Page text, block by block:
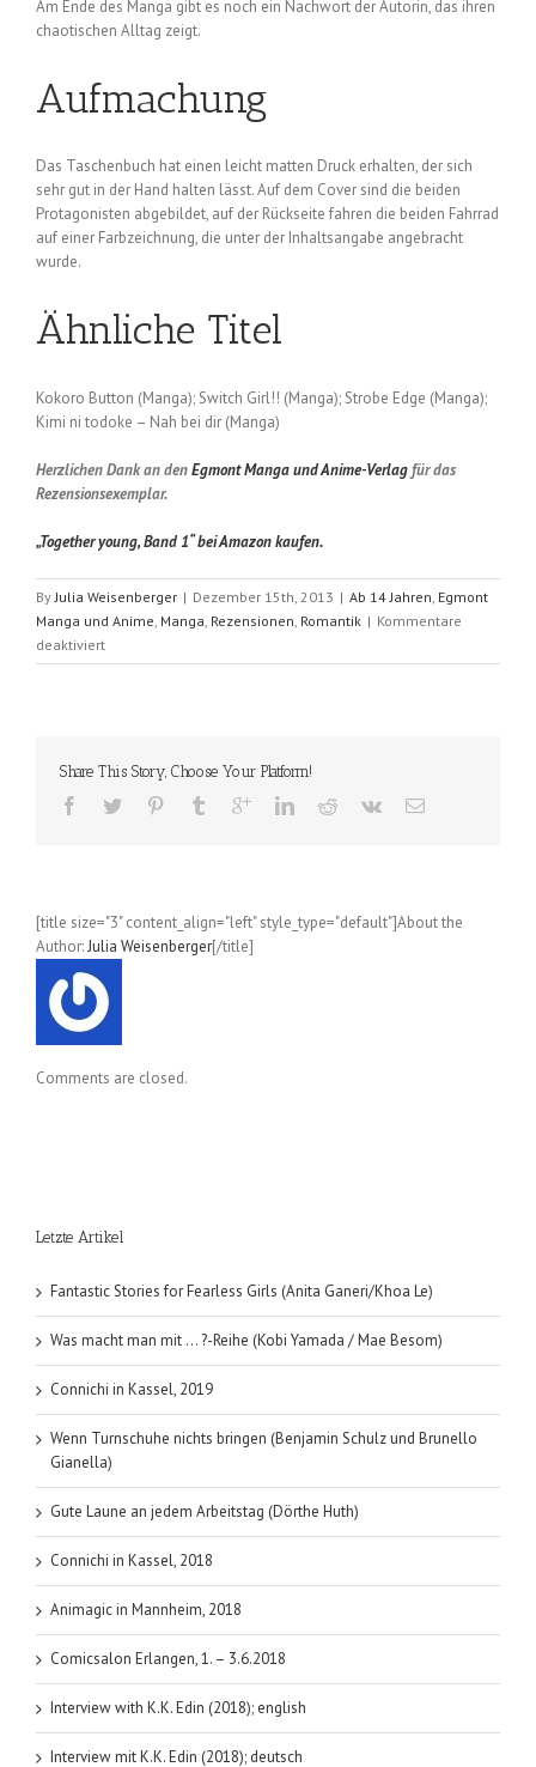
Am Ende des Manga gibt es noch ein Nachwort der Autorin, das ihren
chaotischen Alltag zeigt.
Aufmachung
Das Taschenbuch hat einen leicht matten Druck erhalten, der sich
sehr gut in der Hand halten lässt. Auf dem Cover sind die beiden
Protagonisten abgebildet, auf der Rückseite fahren die beiden Fahrrad
auf einer Farbzeichnung, die unter der Inhaltsangabe angebracht
wurde.
Ähnliche Titel
Kokoro Button (Manga); Switch Girl!! (Manga); Strobe Edge (Manga);
Kimi ni todoke – Nah bei dir (Manga)
Herzlichen Dank an denEgmont Manga und Anime-Verlagfür das
Rezensionsexemplar.
„Together young, Band 1“ bei Amazon kaufen.
By Julia Weisenberger | Dezember 15th, 2013 | Ab 14 Jahren Egmont
Manga und Anime Manga Rezensionen Romantik | Kommentare
deaktiviertfür
Together
Band
Share This Story, Choose Your Platform!
[title size="3" content_align="left" style_type="default"]About the
Author:Julia Weisenberger[/title]
Comments are closed.
Letzte Artikel
Fantastic Stories for Fearless Girls (Anita Ganeri/Khoa Le)
Was macht man mit … ?-Reihe (Kobi Yamada / Mae Besom)
Connichi in Kassel, 2019
Wenn Turnschuhe nichts bringen (Benjamin Schulz und Brunello
Gianella)
Gute Laune an jedem Arbeitstag (Dörthe Huth)
Connichi in Kassel, 2018
Animagic in Mannheim, 2018
Comicsalon Erlangen, 1. – 3.6.2018
Interview with K.K. Edin (2018); english
Interview mit K.K. Edin (2018); deutsch